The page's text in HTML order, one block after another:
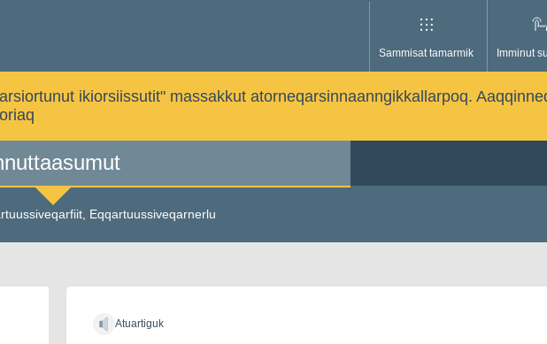
Sammisat tamarmik Imminut
ikiorsiissutit" massakkut atorneqarsinnaanngikkallarpoq.
Eqqartuussiveqarnerlu
Atuartiguk